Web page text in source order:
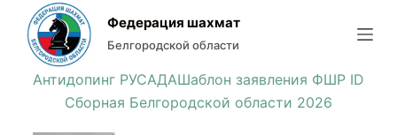
Федерация шахмат
Белгородской области
Антидопинг РУСАДАШаблон заявления ФШР ID
Сборная Белгородской области 2026